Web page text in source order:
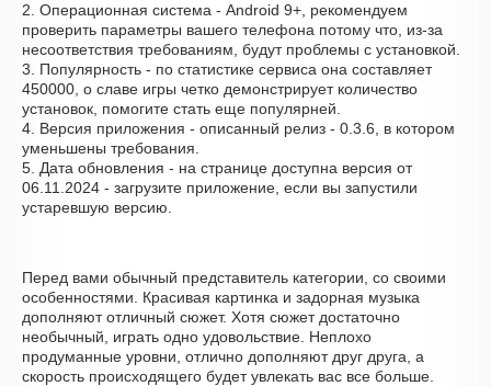
2. Операционная система - Android 9+, рекомендуем
проверить параметры вашего телефона потому что, из-за
несоответствия требованиям, будут проблемы с установкой.
3. Популярность - по статистике сервиса она составляет
450000, о cлаве игры четко демонстрирует количество
установок, помогите стать еще популярней.
4. Версия приложения - описанный релиз - 0.3.6, в котором
уменьшены требования.
5. Дата обновления - на странице доступна версия от
06.11.2024 - загрузите приложение, если вы запустили
устаревшую версию.
Перед вами обычный представитель категории, со своими
особенностями. Красивая картинка и задорная музыка
дополняют отличный сюжет. Хотя сюжет достаточно
необычный, играть одно удовольствие. Неплохо
продуманные уровни, отлично дополняют друг друга, а
скорость происходящего будет увлекать вас все больше.